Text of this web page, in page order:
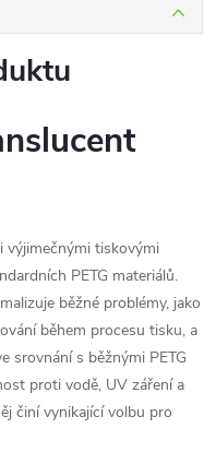
výjimečnými tiskovými
PETG materiálů.
běžné problémy, jako
během procesu tisku, a
srovnání s běžnými PETG
proti vodě, UV záření a
činí vynikající volbu pro